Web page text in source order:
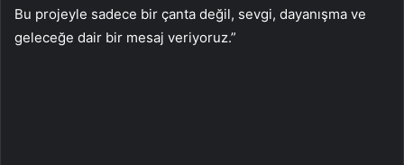
Bu projeyle sadece bir çanta değil, sevgi, dayanışma ve
geleceğe dair bir mesaj veriyoruz.”